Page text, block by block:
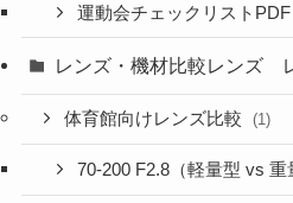
運動会チェックリストPDF
レンズ・機材比較レンズ
体育館向けレンズ比較 (1)
70-200 F2.8（軽量型 vs 重